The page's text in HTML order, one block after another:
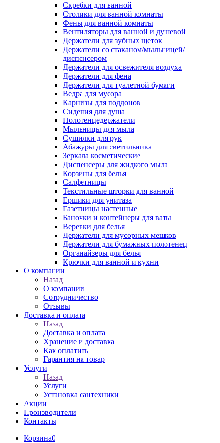
Скребки для ванной
Столики для ванной комнаты
Фены для ванной комнаты
Вентиляторы для ванной и душевой
Держатели для зубных щеток
Держатели со стаканом/мыльницей/
диспенсером
Держатели для освежителя воздуха
Держатели для фена
Держатели для туалетной бумаги
Ведра для мусора
Карнизы для поддонов
Сидения для душа
Полотенцедержатели
Мыльницы для мыла
Сушилки для рук
Абажуры для светильника
Зеркала косметические
Диспенсеры для жидкого мыла
Корзины для белья
Салфетницы
Текстильные шторки для ванной
Ершики для унитаза
Газетницы настенные
Баночки и контейнеры для ваты
Веревки для белья
Держатели для мусорных мешков
Держатели для бумажных полотенец
Органайзеры для белья
Крючки для ванной и кухни
О компании
Назад
О компании
Сотрудничество
Отзывы
Доставка и оплата
Назад
Доставка и оплата
Хранение и доставка
Как оплатить
Гарантия на товар
Услуги
Назад
Услуги
Установка сантехники
Акции
Производители
Контакты
Корзина0